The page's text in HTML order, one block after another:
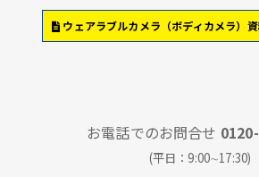
ウェアラブルカメラ（ボディカメラ）
お電話でのお問合せ
(平日：9:00∼17:30)